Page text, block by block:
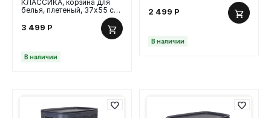
КЛАССИКА, корзина для
белья, плетеный, 37х55 см,
3 499 Р
В наличии
отделения, 110 л, черный/
бежевый
2 499 Р
В наличии